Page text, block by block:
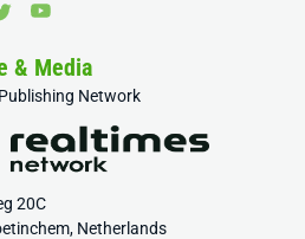
& Media
Network
20C
Netherlands